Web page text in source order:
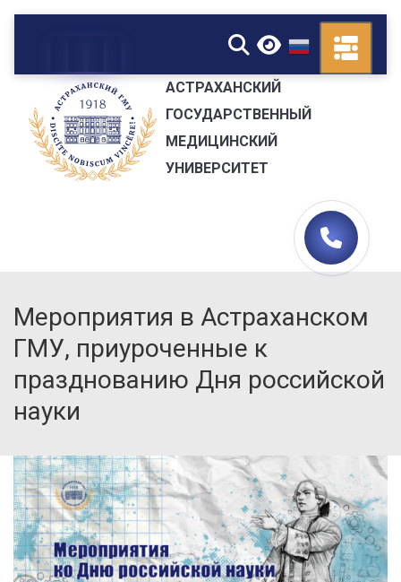
▼
АСТРАХАНСКИЙ
ГОСУДАРСТВЕННЫЙ
МЕДИЦИНСКИЙ
УНИВЕРСИТЕТ
Мероприятия в Астраханском
ГМУ, приуроченные к
празднованию Дня российской
науки